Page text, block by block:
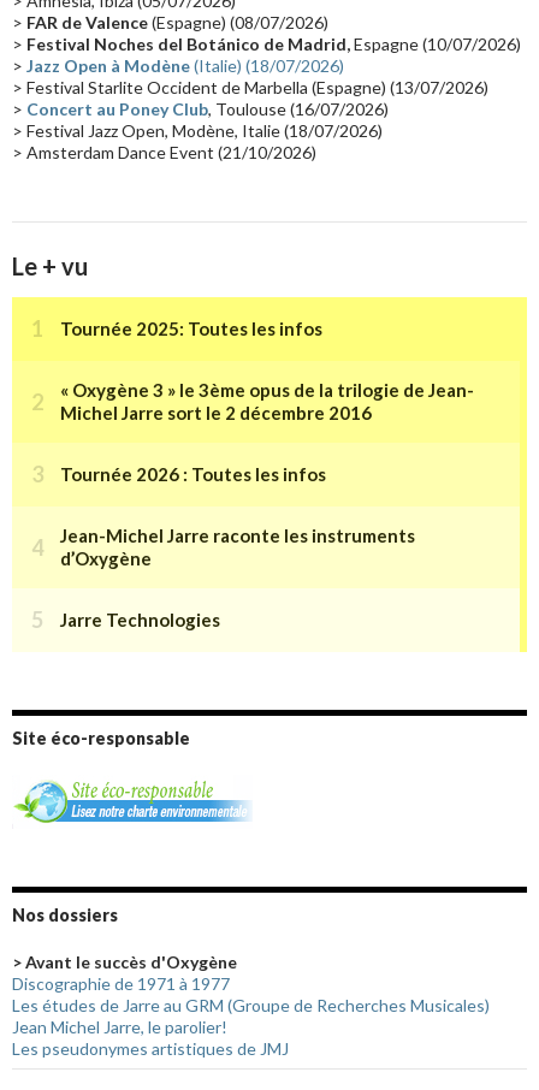
(14) Astronomie (14)
Tournée 2025(14) 2024(14) Chine(13)
> FAR de Valence(Espagne) (08/07/2026)
> Festival Noches del Botánico de Madrid,Espagne (10/07/2026)
> Jazz Open à Modène(Italie) (18/07/2026)
> Festival Starlite Occident de Marbella (Espagne) (13/07/2026)
> Concert au Poney Club, Toulouse (16/07/2026)
> Festival Jazz Open, Modène, Italie (18/07/2026)
> Amsterdam Dance Event (21/10/2026)
Le + vu
Site éco-responsable
Nos dossiers
> Avant le succès d'Oxygène
Discographie de 1971 à 1977
Les études de Jarre au GRM (Groupe de Recherches Musicales)
Jean Michel Jarre, le parolier!
Les pseudonymes artistiques de JMJ